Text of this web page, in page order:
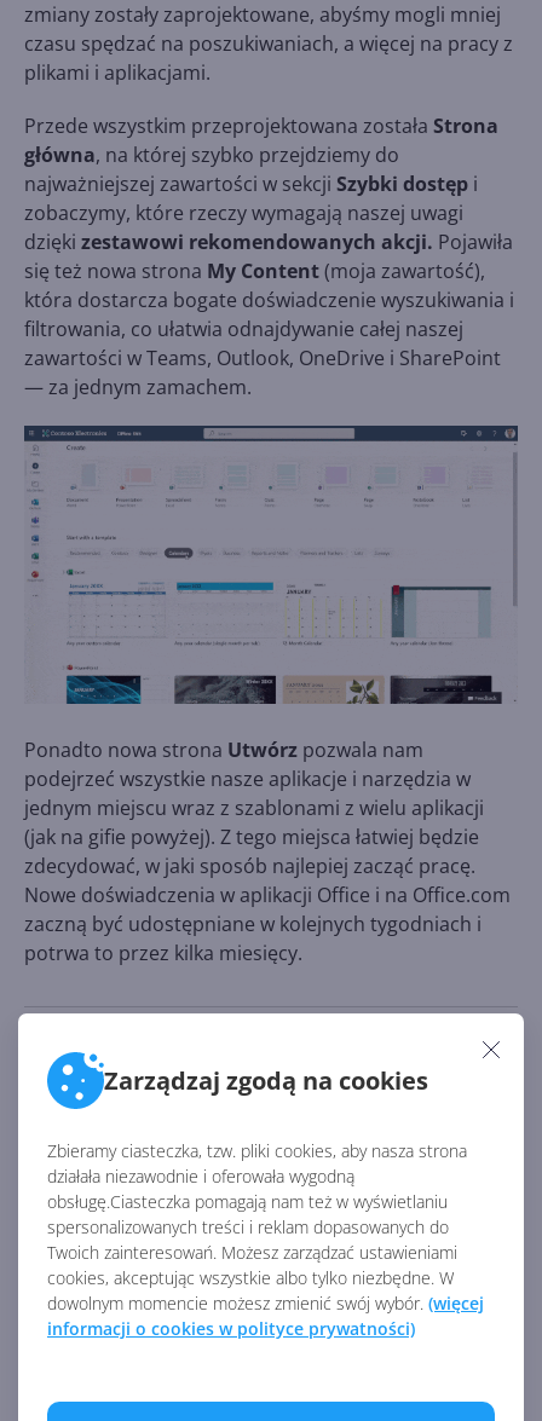
Zarządzaj zgodą na cookies
Zbieramy ciasteczka, tzw. pliki cookies, aby nasza strona
działała niezawodnie i oferowała wygodną
obsługę.Ciasteczka pomagają nam też w wyświetlaniu
spersonalizowanych treści i reklam dopasowanych do
Twoich zainteresowań. Możesz zarządzać ustawieniami
cookies, akceptując wszystkie albo tylko niezbędne. W
dowolnym momencie możesz zmienić swój wybór. (więcej
informacji o cookies w polityce prywatności)
zmiany zostały zaprojektowane, abyśmy mogli mniej
czasu spędzać na poszukiwaniach, a więcej na pracy z
plikami i aplikacjami.
Przede wszystkim przeprojektowana została Strona
główna, na której szybko przejdziemy do
najważniejszej zawartości w sekcji Szybki dostęp i
zobaczymy, które rzeczy wymagają naszej uwagi
dzięki zestawowi rekomendowanych akcji. Pojawiła
się też nowa strona My Content(moja zawartość),
która dostarcza bogate doświadczenie wyszukiwania i
filtrowania, co ułatwia odnajdywanie całej naszej
zawartości w Teams, Outlook, OneDrive i SharePoint
— za jednym zamachem.
Ponadto nowa strona Utwórz pozwala nam
podejrzeć wszystkie nasze aplikacje i narzędzia w
jednym miejscu wraz z szablonami z wielu aplikacji
(jak na gifie powyżej). Z tego miejsca łatwiej będzie
zdecydować, w jaki sposób najlepiej zacząć pracę.
Nowe doświadczenia w aplikacji Office i na Office.com
zaczną być udostępniane w kolejnych tygodniach i
potrwa to przez kilka miesięcy.
https://www.microsoft.com/en-us/microsoft-
365/blog/2021/11/02/microsoft-office-transforming-
AKTUALNOŚCI Z KATEGORII OFFICE 365
Microsoft Defender dla Office
365 chroni przed phishingiem
QR